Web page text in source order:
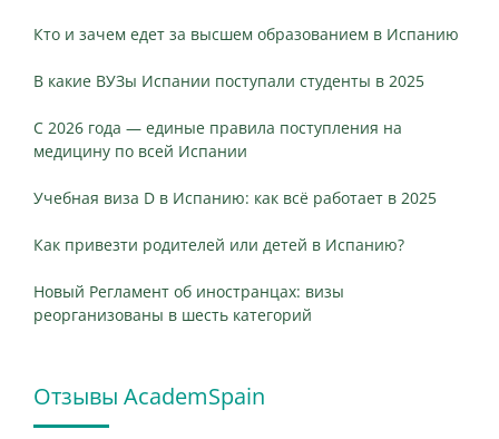
Кто и зачем едет за высшем образованием в Испанию
В какие ВУЗы Испании поступали студенты в 2025
С 2026 года — единые правила поступления на
медицину по всей Испании
Учебная виза D в Испанию: как всё работает в 2025
Как привезти родителей или детей в Испанию?
Новый Регламент об иностранцах: визы
реорганизованы в шесть категорий
Отзывы AcademSpain